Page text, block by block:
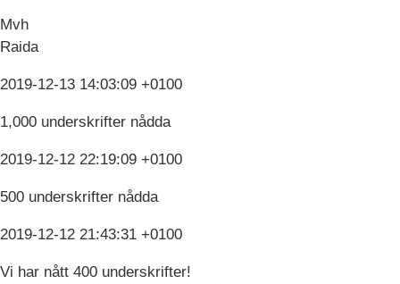
Mvh
Raida
2019-12-13 14:03:09 +0100
1,000 underskrifter nådda
2019-12-12 22:19:09 +0100
500 underskrifter nådda
2019-12-12 21:43:31 +0100
Vi har nått 400 underskrifter!